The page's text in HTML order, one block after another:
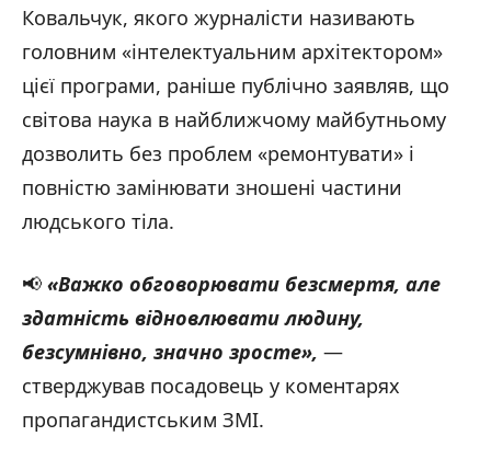
Ковальчук, якого журналісти називають
головним «інтелектуальним архітектором»
цієї програми, раніше публічно заявляв, що
світова наука в найближчому майбутньому
дозволить без проблем «ремонтувати» і
повністю замінювати зношені частини
людського тіла.
📢 «Важко обговорювати безсмертя, але
здатність відновлювати людину,
безсумнівно, значно зросте», —
стверджував посадовець у коментарях
пропагандистським ЗМІ.